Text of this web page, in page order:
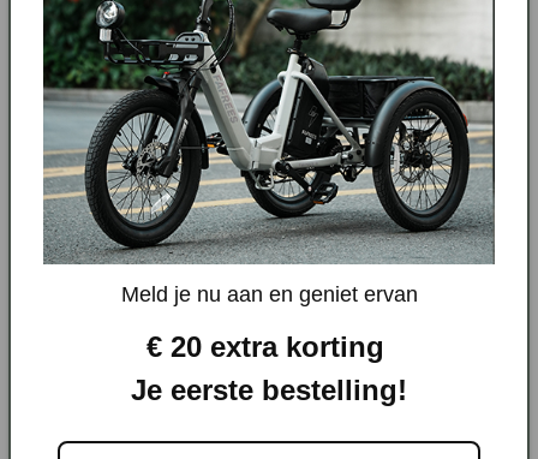
VERGELIJK VERKRIJGBAAR IN UK
UITVERKOOP
GRATIS
CADEAU
Meld je nu aan en geniet ervan
€ 20 extra korting
Je eerste bestelling!